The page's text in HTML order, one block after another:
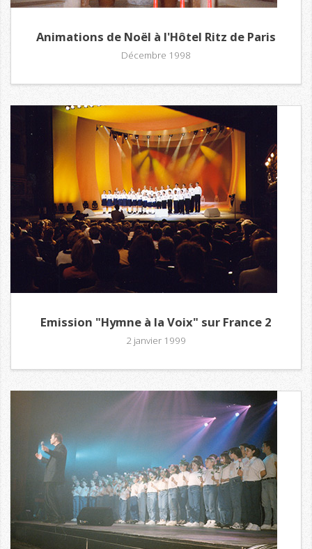
Animations de Noël à l'Hôtel Ritz de Paris
Décembre 1998
Emission "Hymne à la Voix" sur France 2
2 janvier 1999